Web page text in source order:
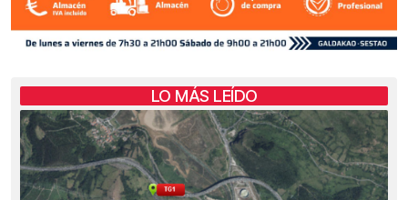
LO MÁS LEÍDO